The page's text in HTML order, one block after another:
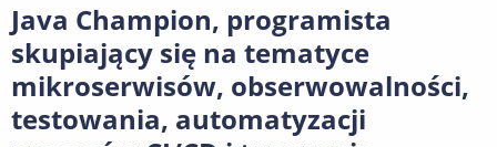
Java Champion, programista
skupiający się na tematyce
mikroserwisów, obserwowalności,
testowania, automatyzacji